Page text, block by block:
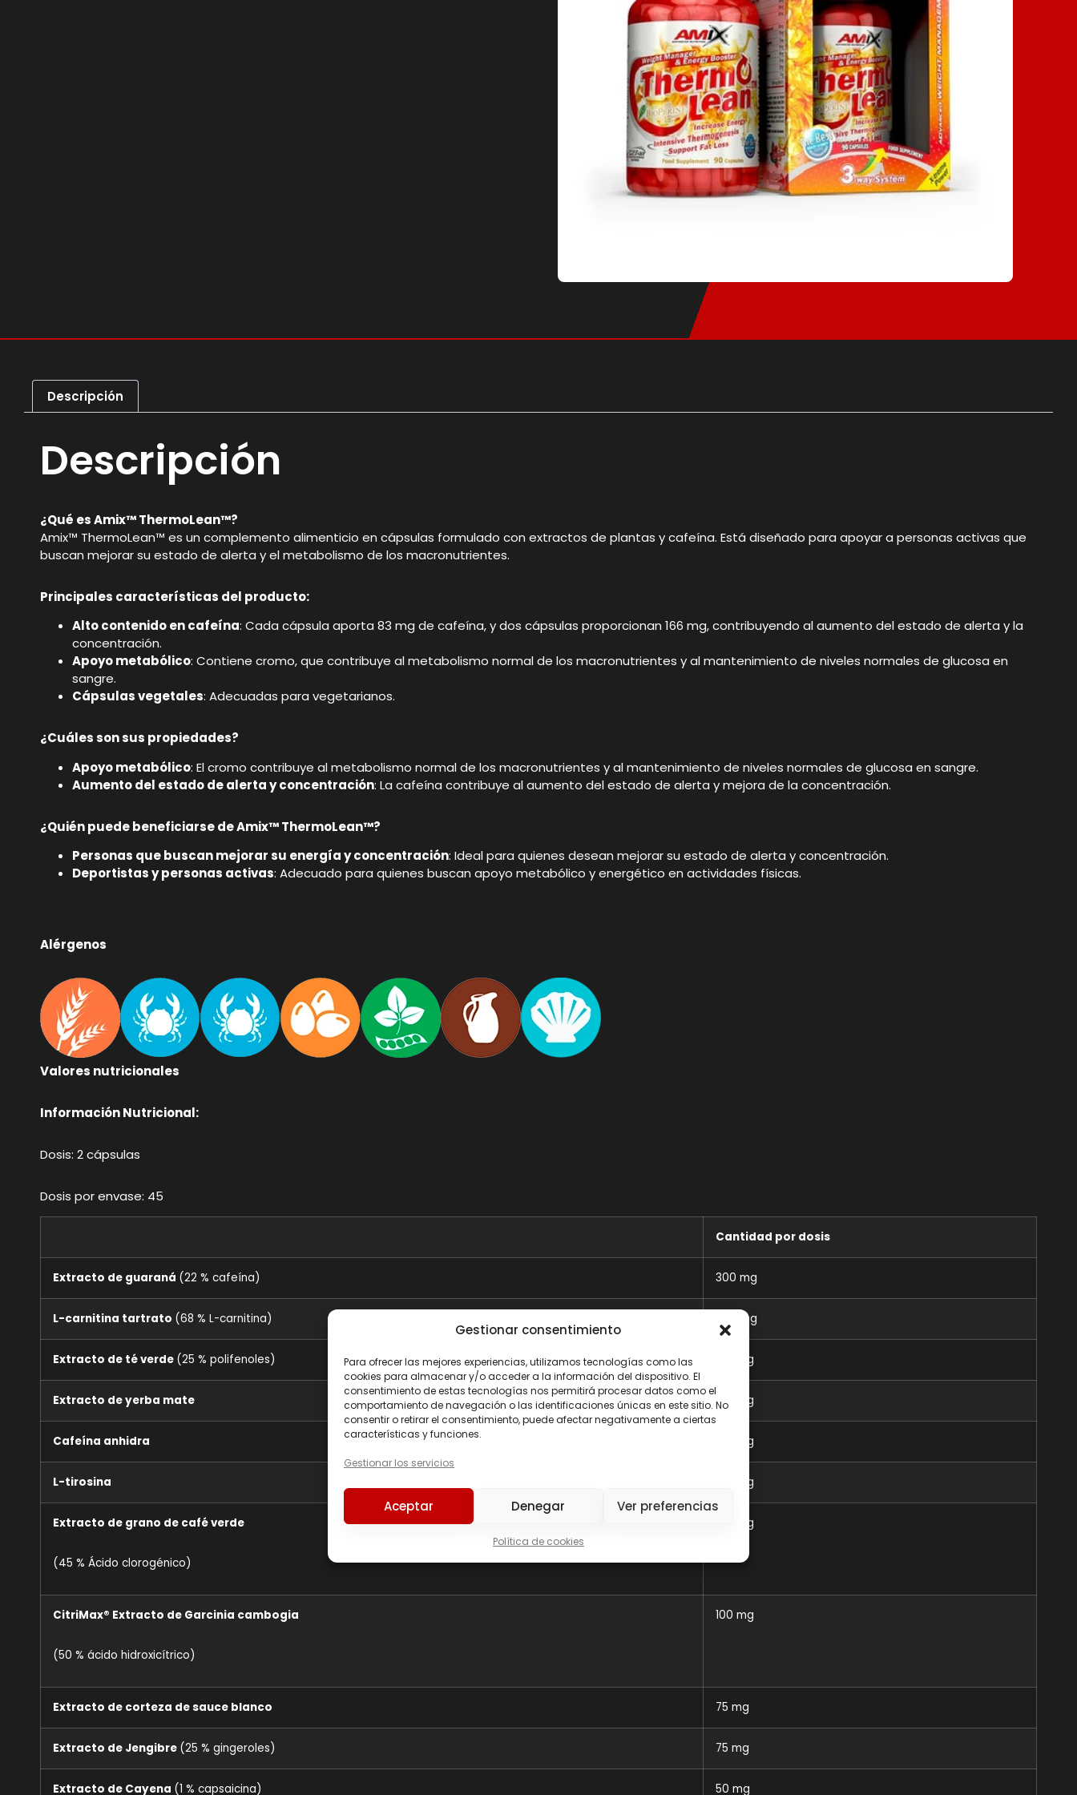
Gestionar consentimiento
Para ofrecer las mejores experiencias, utilizamos tecnologías como las
cookies para almacenar y/o acceder a la información del dispositivo. El
consentimiento de estas tecnologías nos permitirá procesar datos como el
comportamiento de navegación o las identificaciones únicas en este sitio. No
consentir o retirar el consentimiento, puede afectar negativamente a ciertas
características y funciones.
Gestionar los servicios
Aceptar Denegar Ver preferencias
Política de cookies
Descripción
Descripción
¿Qué es Amix™ ThermoLean™?
Amix™ ThermoLean™ es un complemento alimenticio en cápsulas formulado con extractos de plantas y cafeína. Está diseñado para apoyar a personas activas que
buscan mejorar su estado de alerta y el metabolismo de los macronutrientes.
Principales características del producto:
Alto contenido en cafeína: Cada cápsula aporta 83 mg de cafeína, y dos cápsulas proporcionan 166 mg, contribuyendo al aumento del estado de alerta y la
concentración.
Apoyo metabólico: Contiene cromo, que contribuye al metabolismo normal de los macronutrientes y al mantenimiento de niveles normales de glucosa en
sangre.
Cápsulas vegetales: Adecuadas para vegetarianos.
¿Cuáles son sus propiedades?
Apoyo metabólico: El cromo contribuye al metabolismo normal de los macronutrientes y al mantenimiento de niveles normales de glucosa en sangre.
Aumento del estado de alerta y concentración: La cafeína contribuye al aumento del estado de alerta y mejora de la concentración.
¿Quién puede beneficiarse de Amix™ ThermoLean™?
Personas que buscan mejorar su energía y concentración: Ideal para quienes desean mejorar su estado de alerta y concentración.
Deportistas y personas activas: Adecuado para quienes buscan apoyo metabólico y energético en actividades físicas.
Alérgenos
Valores nutricionales
Información Nutricional:
Dosis: 2 cápsulas
Dosis por envase: 45
Cantidad por dosis
Extracto de guaraná (22 % cafeína) 300 mg
L-carnitina tartrato (68 % L-carnitina) 200 mg
Extracto de té verde (25 % polifenoles) 100 mg
Extracto de yerba mate 100 mg
Cafeína anhidra 100 mg
L-tirosina 100 mg
Extracto de grano de café verde
(45 % Ácido clorogénico)
100 mg
CitriMax® Extracto de Garcinia cambogia
(50 % ácido hidroxicítrico)
100 mg
Extracto de corteza de sauce blanco 75 mg
Extracto de Jengibre (25 % gingeroles) 75 mg
Extracto de Cayena (1 % capsaicina) 50 mg